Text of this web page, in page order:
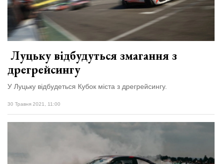
залишив у
три...
Персона
Лайф
Афіша
Політика конфіденційності
Луцьку відбудуться змагання з
дрегрейсингу
У Луцьку відбудеться Кубок міста з дрегрейсингу.
30 Травня 2021, 11:00